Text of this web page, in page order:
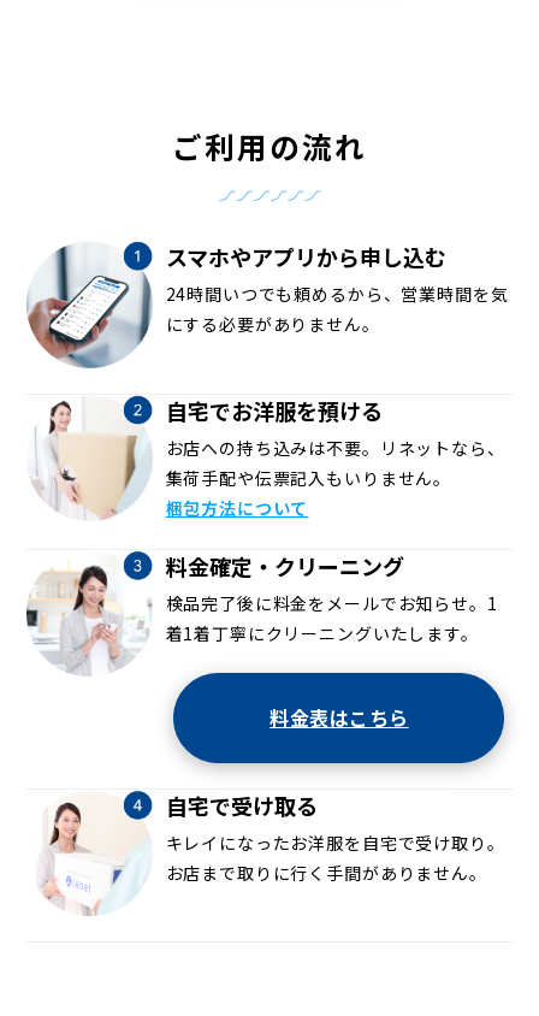
ご利用の流れ
スマホやアプリから申し込む
24時間いつでも頼めるから、営業時間を気
にする必要がありません。
自宅でお洋服を預ける
お店への持ち込みは不要。リネットなら、
集荷手配や伝票記入もいりません。
梱包方法について
料金確定・クリーニング
検品完了後に料金をメールでお知らせ。1
着1着丁寧にクリーニングいたします。
料金表はこちら
自宅で受け取る
キレイになったお洋服を自宅で受け取り。
お店まで取りに行く手間がありません。